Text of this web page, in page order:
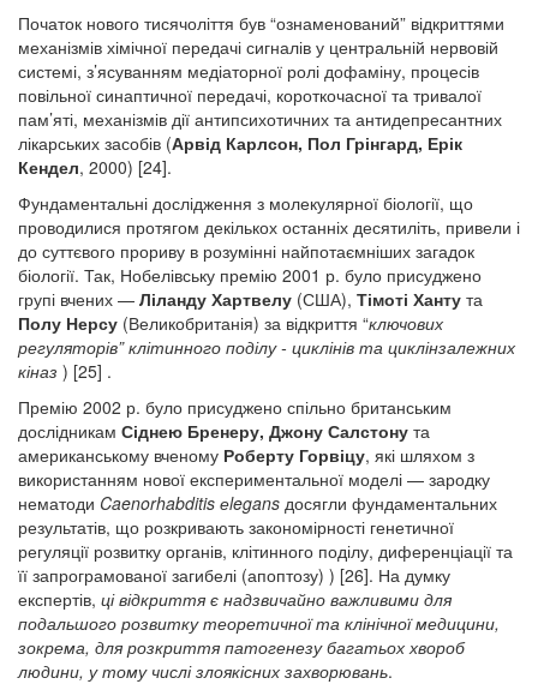
Початок нового тисячоліття був “ознаменований” відкриттями
механізмів хімічної передачі сигналів у центральній нервовій
системі, з’ясуванням медіаторної ролі дофаміну, процесів
повільної синаптичної передачі, короткочасної та тривалої
пам’яті, механізмів дії антипсихотичних та антидепресантних
лікарських засобів (Арвід Карлсон, Пол Грінгард, Ерік
Кендел, 2000) [24].
Фундаментальні дослідження з молекулярної біології, що
проводилися протягом декількох останніх десятиліть, привели і
до суттєвого прориву в розумінні найпотаємніших загадок
біології. Так, Нобелівську премію 2001 р. було присуджено
групі вчених — Ліланду Хартвелу (США), Тімоті Ханту та
Полу Нерсу (Великобританія) за відкриття “ключових
регуляторів” клітинного поділу - циклінів та циклінзалежних
кіназ ) [25] .
Премію 2002 р. було присуджено спільно британським
дослідникам Сіднею Бренеру, Джону Салстону та
американському вченому Роберту Горвіцу, які шляхом з
використанням нової експериментальної моделі — зародку
нематоди Caenorhabditis еlegans досягли фундаментальних
результатів, що розкривають закономірності генетичної
регуляції розвитку органів, клітинного поділу, диференціації та
її запрограмованої загибелі (апоптозу) ) [26]. На думку
експертів, ці відкриття є надзвичайно важливими для
подальшого розвитку теоретичної та клінічної медицини,
зокрема, для розкриття патогенезу багатьох хвороб
людини, у тому числі злоякісних захворювань.